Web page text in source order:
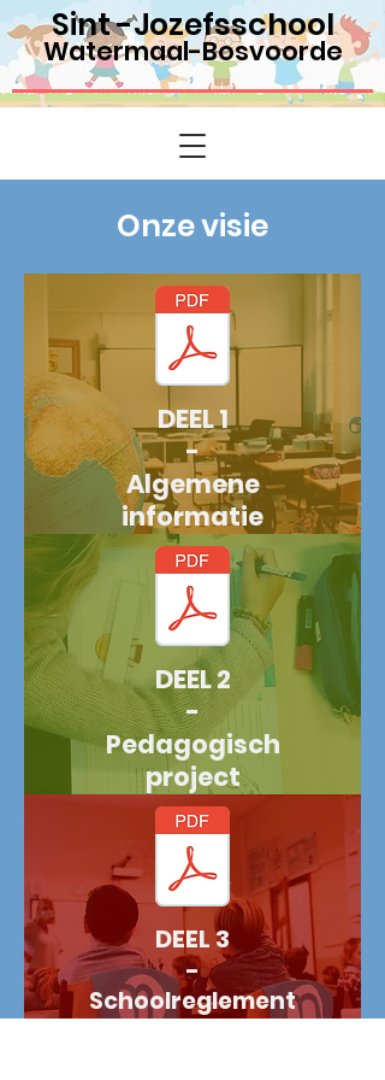
Sint -Jozefsschool
Watermaal-Bosvoorde
Onze visie
DEEL 1
-
Algemene
informatie
DEEL 2
-
Pedagogisch
project
DEEL 3
-
Schoolreglement